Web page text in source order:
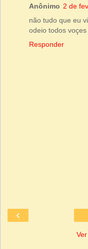
Anônimo 2 de
não tudo que eu
odeio todos voçes
Responder
‹